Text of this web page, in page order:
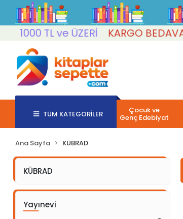
1000 TL ve ÜZERİ
KARGO BEDAVA
TÜM KATEGORİLER Çocuk ve
Genç Edebiyat
Ana Sayfa KÜBRAD
KÜBRAD
Yayınevi